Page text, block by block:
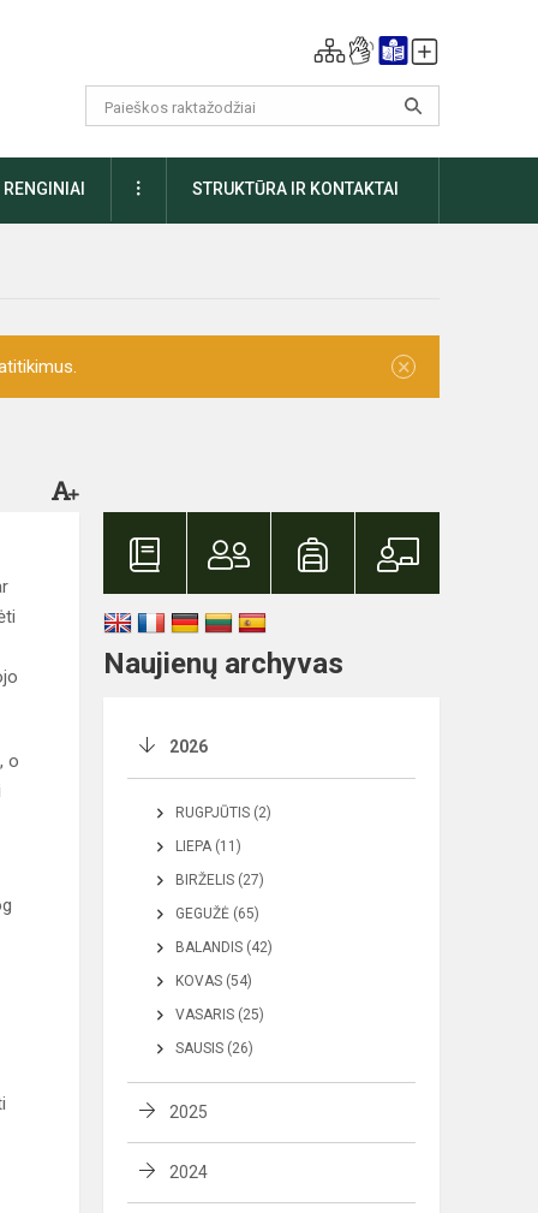
RENGINIAI DAUGIAUSTRUKTŪRA IR KONTAKTAI
×
o
Naujienų archyvas
2026
RUGPJŪTIS (2)
LIEPA (11)
BIRŽELIS (27)
GEGUŽĖ (65)
BALANDIS (42)
KOVAS (54)
VASARIS (25)
SAUSIS (26)
2025
2024